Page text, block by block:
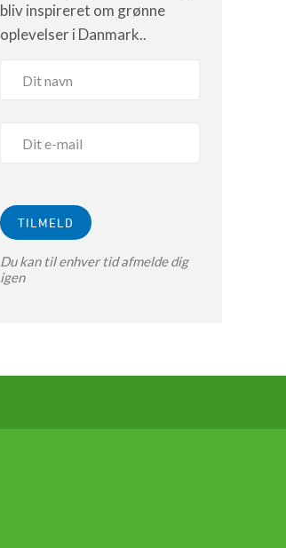
bliv inspireret om grønne
oplevelser i Danmark..
Du kan til enhver tid afmelde dig
igen